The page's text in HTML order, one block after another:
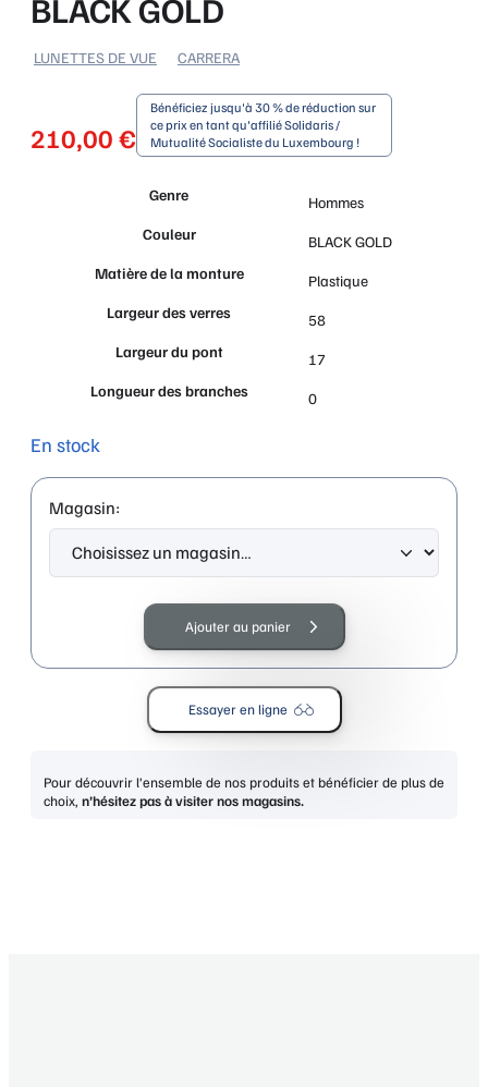
BLACK GOLD
LUNETTES DE VUE CARRERA
210,00 €
Bénéficiez jusqu'à 30 % de réduction sur
ce prix en tant qu'affilié Solidaris /
Mutualité Socialiste du Luxembourg !
Genre
Hommes
Couleur
BLACK GOLD
Matière de la monture
Plastique
Largeur des verres
58
Largeur du pont
17
Longueur des branches
0
En stock
Magasin:
VICTORY
Ajouter au panier
Essayer en ligne
Pour découvrir l’ensemble de nos produits et bénéficier de plus de
choix, n’hésitez pas à visiter nos magasins.